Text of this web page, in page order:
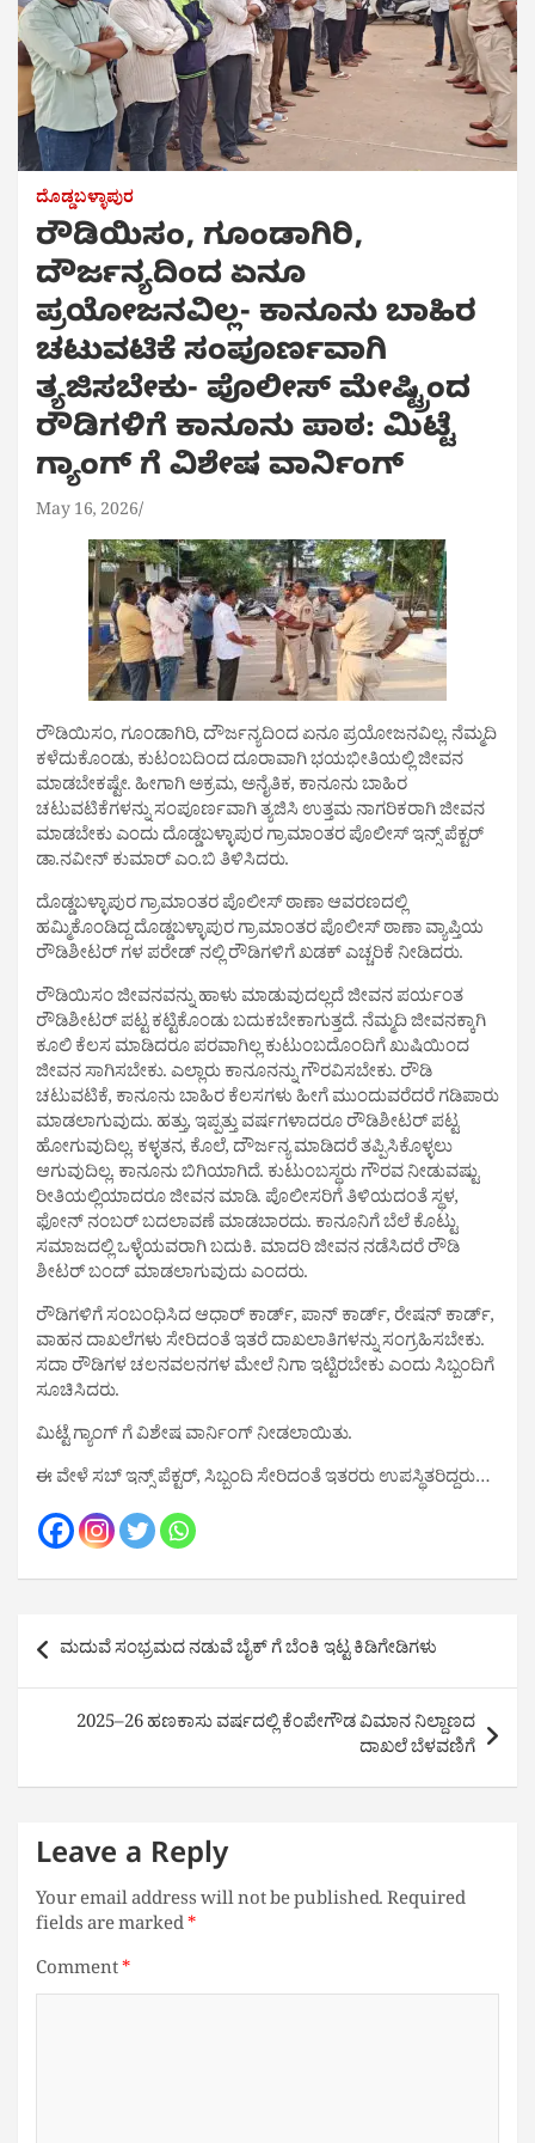
ದೊಡ್ಡಬಳ್ಳಾಪುರ
ರೌಡಿಯಿಸಂ, ಗೂಂಡಾಗಿರಿ,
ದೌರ್ಜನ್ಯದಿಂದ ಏನೂ
ಪ್ರಯೋಜನವಿಲ್ಲ- ಕಾನೂನು ಬಾಹಿರ
ಚಟುವಟಿಕೆ ಸಂಪೂರ್ಣವಾಗಿ
ತ್ಯಜಿಸಬೇಕು- ಪೊಲೀಸ್ ಮೇಷ್ಟ್ರಿಂದ
ರೌಡಿಗಳಿಗೆ ಕಾನೂನು ಪಾಠ: ಮಿಟ್ಟೆ
ಗ್ಯಾಂಗ್ ಗೆ ವಿಶೇಷ ವಾರ್ನಿಂಗ್
May 16, 2026
ರೌಡಿಯಿಸಂ, ಗೂಂಡಾಗಿರಿ, ದೌರ್ಜನ್ಯದಿಂದ ಏನೂ ಪ್ರಯೋಜನವಿಲ್ಲ. ನೆಮ್ಮದಿ
ಕಳೆದುಕೊಂಡು, ಕುಟಂಬದಿಂದ ದೂರಾವಾಗಿ ಭಯಭೀತಿಯಲ್ಲಿ ಜೀವನ
ಮಾಡಬೇಕಷ್ಟೇ. ಹೀಗಾಗಿ ಅಕ್ರಮ, ಅನೈತಿಕ, ಕಾನೂನು ಬಾಹಿರ
ಚಟುವಟಿಕೆಗಳನ್ನು ಸಂಪೂರ್ಣವಾಗಿ ತ್ಯಜಿಸಿ ಉತ್ತಮ ನಾಗರಿಕರಾಗಿ ಜೀವನ
ಮಾಡಬೇಕು ಎಂದು ದೊಡ್ಡಬಳ್ಳಾಪುರ ಗ್ರಾಮಾಂತರ ಪೊಲೀಸ್ ಇನ್ಸ್ ಪೆಕ್ಟರ್
ಡಾ.ನವೀನ್ ಕುಮಾರ್ ಎಂ.ಬಿ ತಿಳಿಸಿದರು.
ದೊಡ್ಡಬಳ್ಳಾಪುರ ಗ್ರಾಮಾಂತರ ಪೊಲೀಸ್ ಠಾಣಾ ಆವರಣದಲ್ಲಿ
ಹಮ್ಮಿಕೊಂಡಿದ್ದ ದೊಡ್ಡಬಳ್ಳಾಪುರ ಗ್ರಾಮಾಂತರ ಪೊಲೀಸ್ ಠಾಣಾ ವ್ಯಾಪ್ತಿಯ
ರೌಡಿಶೀಟರ್ ಗಳ ಪರೇಡ್ ನಲ್ಲಿ ರೌಡಿಗಳಿಗೆ ಖಡಕ್ ಎಚ್ಚರಿಕೆ ನೀಡಿದರು.
ರೌಡಿಯಿಸಂ ಜೀವನವನ್ನು ಹಾಳು ಮಾಡುವುದಲ್ಲದೆ ಜೀವನ ಪರ್ಯಂತ
ರೌಡಿಶೀಟರ್ ಪಟ್ಟ ಕಟ್ಟಿಕೊಂಡು ಬದುಕಬೇಕಾಗುತ್ತದೆ. ನೆಮ್ಮದಿ ಜೀವನಕ್ಕಾಗಿ
ಕೂಲಿ ಕೆಲಸ ಮಾಡಿದರೂ ಪರವಾಗಿಲ್ಲ ಕುಟುಂಬದೊಂದಿಗೆ ಖುಷಿಯಿಂದ
ಜೀವನ ಸಾಗಿಸಬೇಕು. ಎಲ್ಲಾರು ಕಾನೂನನ್ನು ಗೌರವಿಸಬೇಕು. ರೌಡಿ
ಚಟುವಟಿಕೆ, ಕಾನೂನು ಬಾಹಿರ ಕೆಲಸಗಳು ಹೀಗೆ ಮುಂದುವರೆದರೆ ಗಡಿಪಾರು
ಮಾಡಲಾಗುವುದು. ಹತ್ತು, ಇಪ್ಪತ್ತು ವರ್ಷಗಳಾದರೂ ರೌಡಿಶೀಟರ್ ಪಟ್ಟ
ಹೋಗುವುದಿಲ್ಲ. ಕಳ್ಳತನ, ಕೊಲೆ, ದೌರ್ಜನ್ಯ ಮಾಡಿದರೆ ತಪ್ಪಿಸಿಕೊಳ್ಳಲು
ಆಗುವುದಿಲ್ಲ. ಕಾನೂನು ಬಿಗಿಯಾಗಿದೆ. ಕುಟುಂಬಸ್ಥರು ಗೌರವ ನೀಡುವಷ್ಟು
ರೀತಿಯಲ್ಲಿಯಾದರೂ ಜೀವನ ಮಾಡಿ. ಪೊಲೀಸರಿಗೆ ತಿಳಿಯದಂತೆ ಸ್ಥಳ,
ಫೋನ್ ನಂಬರ್ ಬದಲಾವಣೆ ಮಾಡಬಾರದು. ಕಾನೂನಿಗೆ ಬೆಲೆ ಕೊಟ್ಟು
ಸಮಾಜದಲ್ಲಿ ಒಳ್ಳೆಯವರಾಗಿ ಬದುಕಿ. ಮಾದರಿ ಜೀವನ ನಡೆಸಿದರೆ ರೌಡಿ
ಶೀಟರ್ ಬಂದ್ ಮಾಡಲಾಗುವುದು ಎಂದರು.
ರೌಡಿಗಳಿಗೆ ಸಂಬಂಧಿಸಿದ ಆಧಾರ್ ಕಾರ್ಡ್, ಪಾನ್ ಕಾರ್ಡ್, ರೇಷನ್ ಕಾರ್ಡ್,
ವಾಹನ ದಾಖಲೆಗಳು ಸೇರಿದಂತೆ ಇತರೆ ದಾಖಲಾತಿಗಳನ್ನು ಸಂಗ್ರಹಿಸಬೇಕು.‌
ಸದಾ ರೌಡಿಗಳ ಚಲನವಲನಗಳ ಮೇಲೆ ನಿಗಾ ಇಟ್ಟಿರಬೇಕು ಎಂದು ಸಿಬ್ಬಂದಿಗೆ
ಸೂಚಿಸಿದರು.
ಮಿಟ್ಟೆ ಗ್ಯಾಂಗ್ ಗೆ ವಿಶೇಷ ವಾರ್ನಿಂಗ್ ನೀಡಲಾಯಿತು.
ಈ ವೇಳೆ ಸಬ್ ಇನ್ಸ್ ಪೆಕ್ಟರ್, ಸಿಬ್ಬಂದಿ ಸೇರಿದಂತೆ ಇತರರು ಉಪಸ್ಥಿತರಿದ್ದರು…
Post
navigation
ಮದುವೆ ಸಂಭ್ರಮದ ನಡುವೆ ಬೈಕ್ ಗೆ ಬೆಂಕಿ ಇಟ್ಟ ಕಿಡಿಗೇಡಿಗಳು
2025–26 ಹಣಕಾಸು ವರ್ಷದಲ್ಲಿ ಕೆಂಪೇಗೌಡ ವಿಮಾನ ನಿಲ್ದಾಣದ
ದಾಖಲೆ ಬೆಳವಣಿಗೆ
Leave a Reply
Your email address will not be published.Required
fields are marked*
Comment*